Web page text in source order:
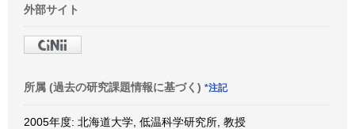
外部サイト
所属 (過去の研究課題情報に基づく) *注記
2005年度: 北海道大学, 低温科学研究所, 教授